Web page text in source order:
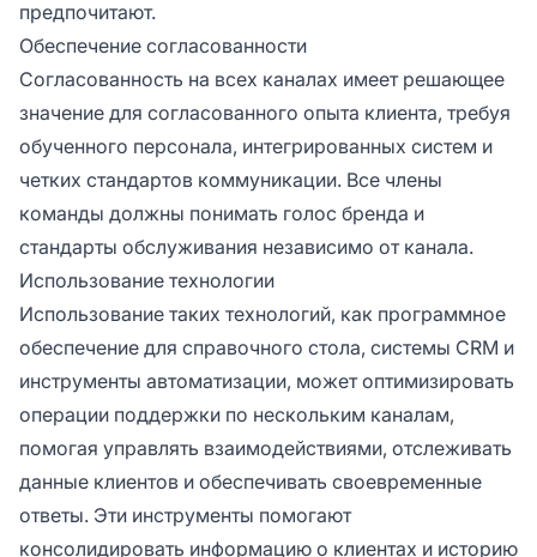
предпочитают.
Обеспечение согласованности
Согласованность на всех каналах имеет решающее
значение для согласованного опыта клиента, требуя
обученного персонала, интегрированных систем и
четких стандартов коммуникации. Все члены
команды должны понимать голос бренда и
стандарты обслуживания независимо от канала.
Использование технологии
Использование таких технологий, как программное
обеспечение для справочного стола, системы CRM и
инструменты автоматизации, может оптимизировать
операции поддержки по нескольким каналам,
помогая управлять взаимодействиями, отслеживать
данные клиентов и обеспечивать своевременные
ответы. Эти инструменты помогают
консолидировать информацию о клиентах и историю